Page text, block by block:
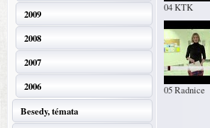
2009
2008
2007
2006
Besedy, témata
04 KTK
05 Radnice